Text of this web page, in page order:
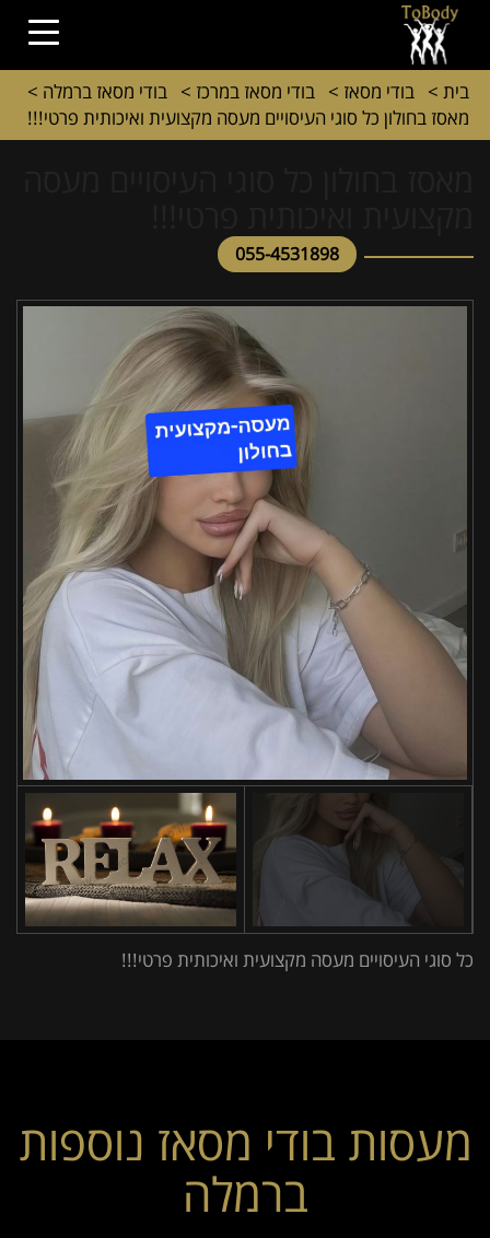
בית > בודי מסאז > בודי מסאז במרכז > בודי מסאז ברמלה >
מאסז בחולון כל סוגי העיסויים מעסה מקצועית ואיכותית פרטי!!!
055-4531898
כל סוגי העיסויים מעסה מקצועית ואיכותית פרטי!!!
מעסות בודי מסאז נוספות
ברמלה